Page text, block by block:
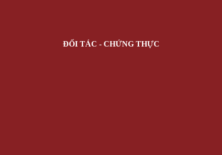
ĐỐI TÁC - CHỨNG THỰC